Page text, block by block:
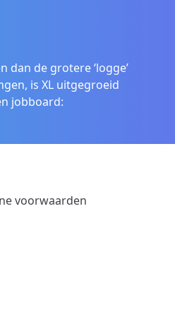
de grotere ‘logge’
is XL uitgegroeid
jobboard:
voorwaarden